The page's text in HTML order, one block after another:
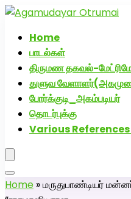
Home
பாடல்கள்
திருமண தகவல்-
துளுவ
போர்க்குடி_அகம்படியர்
தொடர்புக்கு
Various
Home »மருதுபாண்டியர்
அகமுடையார் திருமண